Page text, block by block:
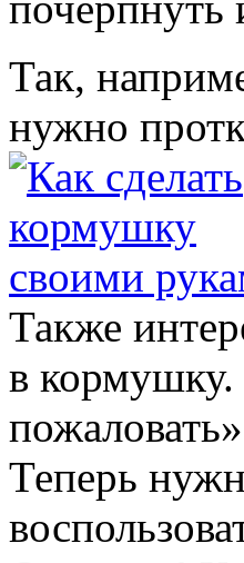
Так,
нужно
Также
в
Теперь